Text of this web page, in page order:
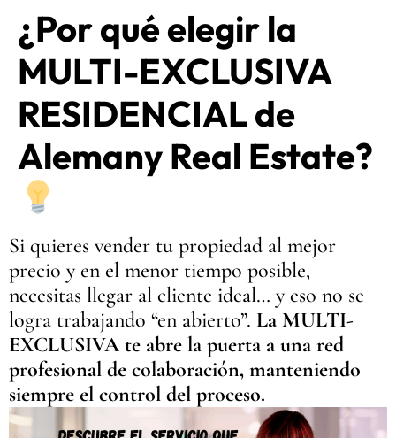
¿Por qué elegir la
MULTI-EXCLUSIVA
RESIDENCIAL de
Alemany Real Estate?
Si quieres vender tu propiedad al mejor
precio y en el menor tiempo posible,
necesitas llegar al cliente ideal… y eso no se
logra trabajando “en abierto”. La MULTI-
EXCLUSIVA te abre la puerta a una red
profesional de colaboración, manteniendo
siempre el control del proceso.